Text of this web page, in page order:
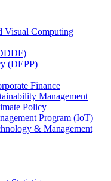
Visual Computing
(DEPP)
Finance
Management
Policy
Program (IoT)
& Management